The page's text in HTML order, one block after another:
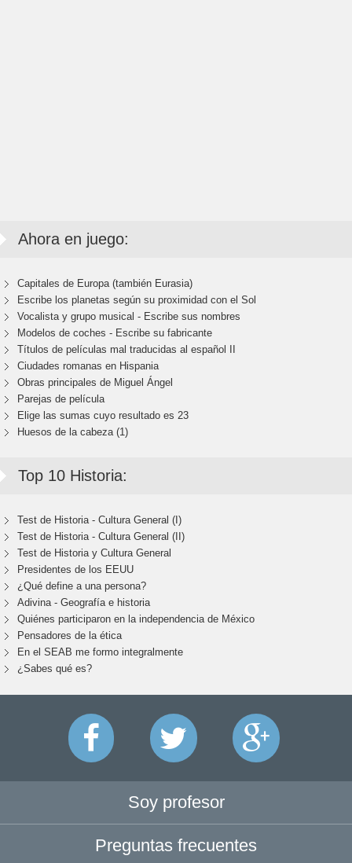
Ahora en juego:
Capitales de Europa (también Eurasia)
Escribe los planetas según su proximidad con el Sol
Vocalista y grupo musical - Escribe sus nombres
Modelos de coches - Escribe su fabricante
Títulos de películas mal traducidas al español II
Ciudades romanas en Hispania
Obras principales de Miguel Ángel
Parejas de película
Elige las sumas cuyo resultado es 23
Huesos de la cabeza (1)
Top 10 Historia:
Test de Historia - Cultura General (I)
Test de Historia - Cultura General (II)
Test de Historia y Cultura General
Presidentes de los EEUU
¿Qué define a una persona?
Adivina - Geografía e historia
Quiénes participaron en la independencia de México
Pensadores de la ética
En el SEAB me formo integralmente
¿Sabes qué es?
Soy profesor
Preguntas frecuentes